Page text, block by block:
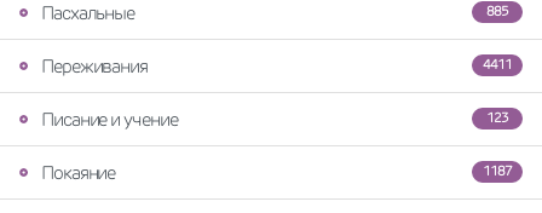
885
Пасхальные
4411
Переживания
123
Писание и учение
1187
Покаяние